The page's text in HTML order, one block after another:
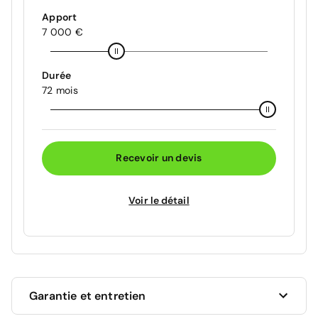
Apport
7 000 €
Durée
72 mois
Recevoir un devis
Voir le détail
Garantie et entretien